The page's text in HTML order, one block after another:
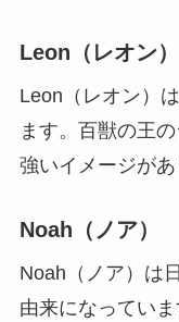
Leon（レオン）
Leon（レオン）は
ます。百獣の王
強いイメージがあ
Noah（ノア）
Noah（ノア）は
由来になっていま